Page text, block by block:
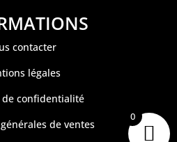
contacter
légales
confidentialité
de ventes
0